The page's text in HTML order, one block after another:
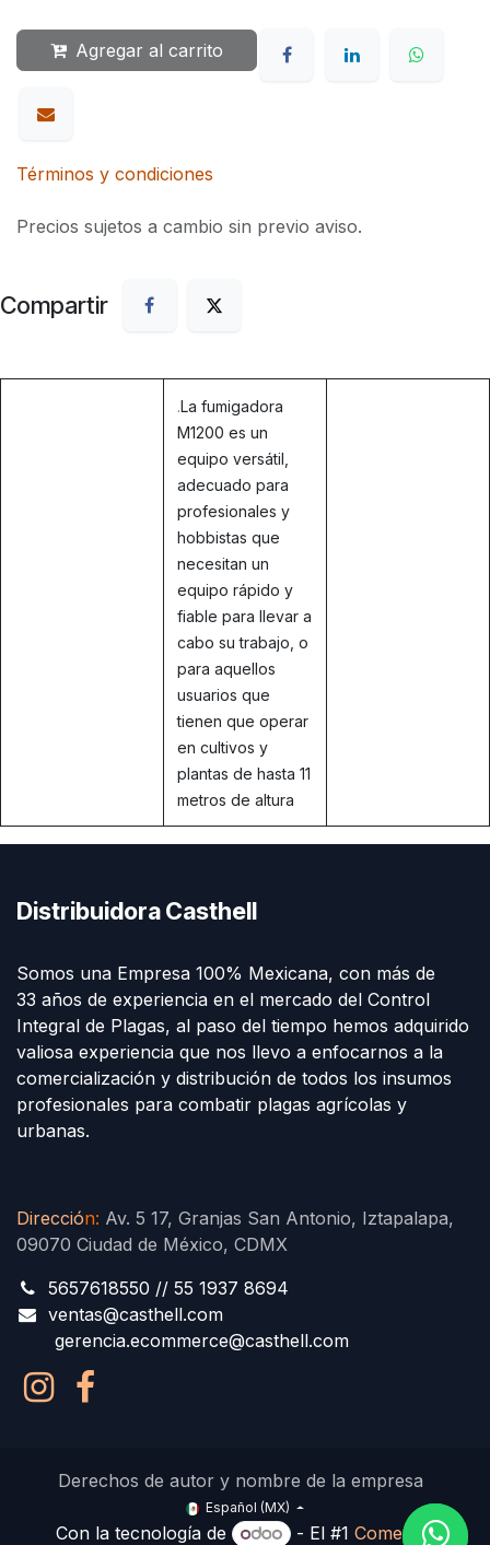
Agregar al carrito
Términos y condiciones
Precios sujetos a cambio sin previo aviso.
Compartir
.La fumigadora
M1200 es un
equipo versátil,
adecuado para
profesionales y
hobbistas que
necesitan un
equipo rápido y
fiable para llevar a
cabo su trabajo, o
para aquellos
usuarios que
tienen que operar
en cultivos y
plantas de hasta 11
metros de altura
Distribuidora Casthell
Somos una Empresa 100% Mexicana, con más de
33 años de experiencia en el mercado del Control
Integral de Plagas, al paso del tiempo hemos adquirido
valiosa experiencia que nos llevo a enfocarnos a la
comercialización y distribución de todos los insumos
profesionales para combatir plagas agrícolas y
urbanas.
Dirección: Av. 5 17, Granjas San Antonio, Iztapalapa,
09070 Ciudad de México, CDMX
5657618550 // 55 1937 8694
ventas@casthell.com
gerencia.ecommerce@casthell.com
Derechos de autor y nombre de la empresa
Español (MX)
Con la tecnología de - El #1Comercio